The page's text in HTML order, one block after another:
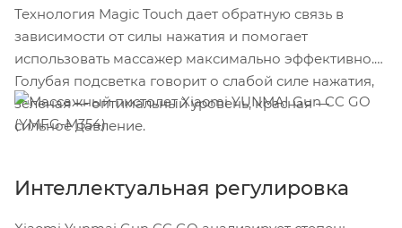
Технология Magic Touch дает обратную связь в
зависимости от силы нажатия и помогает
использовать массажер максимально эффективно.
Голубая подсветка говорит о слабой силе нажатия,
зеленая — оптимальный уровень, красная —
сильное давление.
Интеллектуальная регулировка